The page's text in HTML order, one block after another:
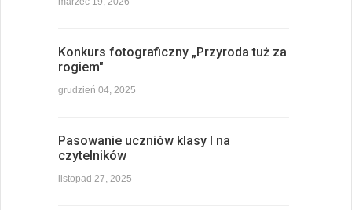
Konkurs fotograficzny „Przyroda tuż za
rogiem"
grudzień 04, 2025
Pasowanie uczniów klasy I na
czytelników
listopad 27, 2025